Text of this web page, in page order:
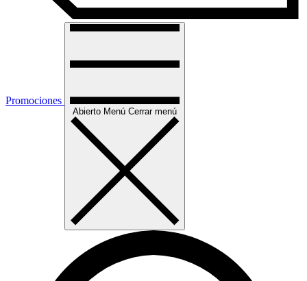
Promociones
Abierto Menú Cerrar menú